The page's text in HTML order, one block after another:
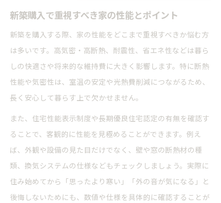
新築購入で重視すべき家の性能とポイント
新築を購入する際、家の性能をどこまで重視すべきか悩む方
は多いです。高気密・高断熱、耐震性、省エネ性などは暮ら
しの快適さや将来的な維持費に大きく影響します。特に断熱
性能や気密性は、室温の安定や光熱費削減につながるため、
長く安心して暮らす上で欠かせません。
また、住宅性能表示制度や長期優良住宅認定の有無を確認す
ることで、客観的に性能を見極めることができます。例え
ば、外観や設備の見た目だけでなく、壁や窓の断熱材の種
類、換気システムの仕様などもチェックしましょう。実際に
住み始めてから「思ったより寒い」「外の音が気になる」と
後悔しないためにも、数値や仕様を具体的に確認することが